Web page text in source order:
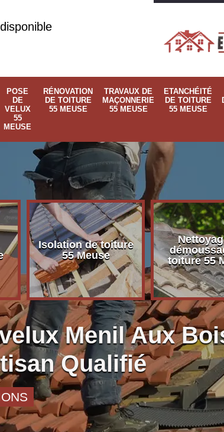
POSE
DE
VELUX
55
MEUSE
RÉNOVATION
DE TOITURE
55 MEUSE
TRAVAUX DE
MAÇONNERIE
55 MEUSE
ETANCHÉITÉ
DE TOITURE
55 MEUSE
Isolation de toiture
55 Meuse
toiture 55
Menil Aux
Qualifié